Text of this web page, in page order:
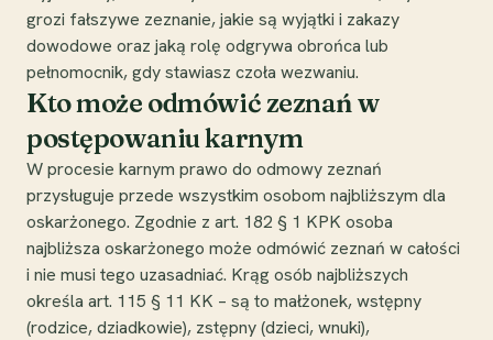
grozi fałszywe zeznanie, jakie są wyjątki i zakazy
dowodowe oraz jaką rolę odgrywa obrońca lub
pełnomocnik, gdy stawiasz czoła wezwaniu.
Kto może odmówić zeznań w
postępowaniu karnym
W procesie karnym prawo do odmowy zeznań
przysługuje przede wszystkim osobom najbliższym dla
oskarżonego. Zgodnie z art. 182 § 1 KPK osoba
najbliższa oskarżonego może odmówić zeznań w całości
i nie musi tego uzasadniać. Krąg osób najbliższych
określa art. 115 § 11 KK – są to małżonek, wstępny
(rodzice, dziadkowie), zstępny (dzieci, wnuki),